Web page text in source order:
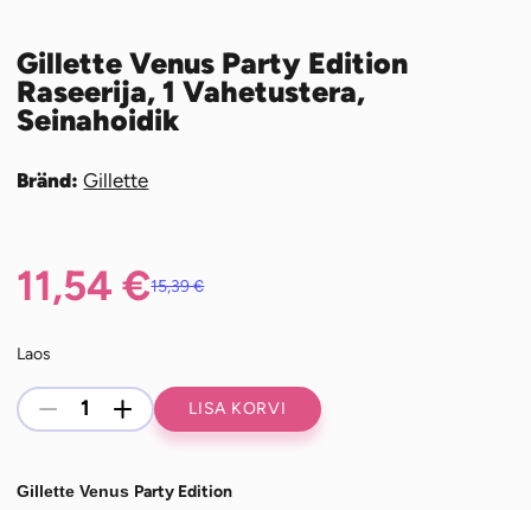
Gillette Venus Party Edition
Raseerija, 1 Vahetustera,
Seinahoidik
Bränd:Gillette
15,39€
Algne
hind
11,54€
Praegune
hind
Laos
-
Gillette
Venus
Edition
+ LISA KORVI
Gillette Venus Party Edition